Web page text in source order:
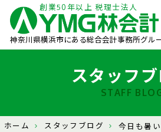
創業50年以上 税理士法人
神奈川県横浜市にある総合会計事務所グル
スタッフ
STAFF
ホーム スタッフブログ 今日も暑い